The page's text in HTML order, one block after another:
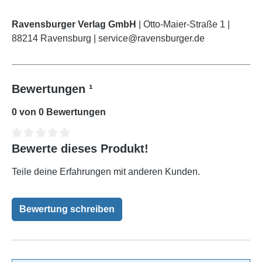
Ravensburger Verlag GmbH
| Otto-Maier-Straße 1 |
88214 Ravensburg | service@ravensburger.de
Bewertungen ¹
0 von 0 Bewertungen
Durchschnittliche Bewertung von 0 von 5 Sternen
Bewerte dieses Produkt!
Teile deine Erfahrungen mit anderen Kunden.
Bewertung schreiben